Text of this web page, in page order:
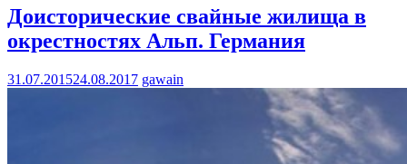
Доисторические свайные жилища в
окрестностях Альп. Германия
31.07.201524.08.2017 gawain